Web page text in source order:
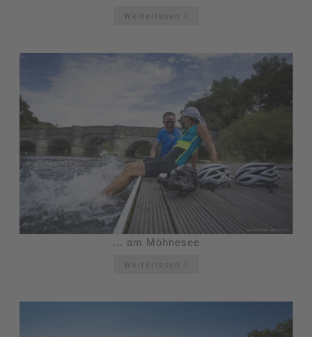
Weiterlesen
... am Möhnesee
Weiterlesen